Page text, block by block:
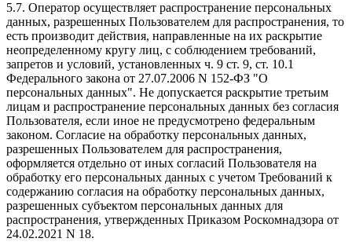
5.7. Оператор осуществляет распространение персональных
данных, разрешенных Пользователем для распространения, то
есть производит действия, направленные на их раскрытие
неопределенному кругу лиц, с соблюдением требований,
запретов и условий, установленных ч. 9 ст. 9, ст. 10.1
Федерального закона от 27.07.2006 N 152-ФЗ "О
персональных данных". Не допускается раскрытие третьим
лицам и распространение персональных данных без согласия
Пользователя, если иное не предусмотрено федеральным
законом. Согласие на обработку персональных данных,
разрешенных Пользователем для распространения,
оформляется отдельно от иных согласий Пользователя на
обработку его персональных данных с учетом Требований к
содержанию согласия на обработку персональных данных,
разрешенных субъектом персональных данных для
распространения, утвержденных Приказом Роскомнадзора от
24.02.2021 N 18.